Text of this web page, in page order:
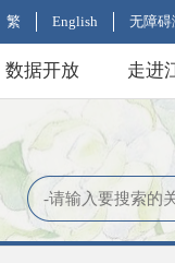
繁 English 无障碍
数据开放 走进